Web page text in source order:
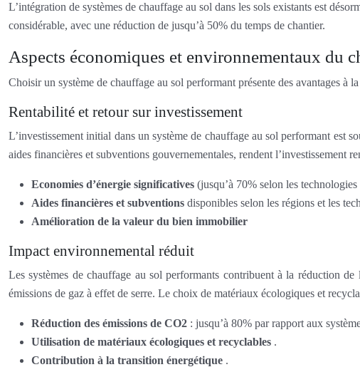
L’intégration de systèmes de chauffage au sol dans les sols existants est
considérable, avec une réduction de jusqu’à 50% du temps de chantier.
Aspects économiques et environnementaux du
Choisir un système de chauffage au sol performant présente des avantages à
Rentabilité et retour sur investissement
L’investissement initial dans un système de chauffage au sol performant est
aides financières et subventions gouvernementales, rendent l’investissement
Economies d’énergie significatives (jusqu’à 70% selon les
Aides financières et subventions disponibles selon les régions et les
Amélioration de la valeur du bien immobilier
Impact environnemental réduit
Les systèmes de chauffage au sol performants contribuent à la réduction
émissions de gaz à effet de serre. Le choix de matériaux écologiques et
Réduction des émissions de CO2 : jusqu’à 80% par rapport aux
Utilisation de matériaux écologiques et recyclables .
Contribution à la transition énergétique .